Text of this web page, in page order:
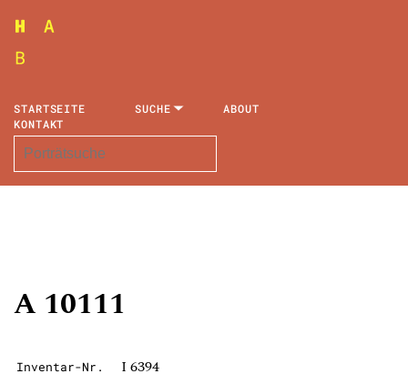
STARTSEITE SUCHE
ABOUT
KONTAKT
A 10111
Inventar-Nr. I 6394